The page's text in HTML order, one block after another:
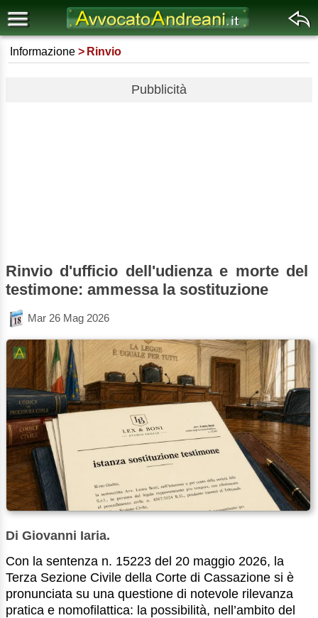
Informazione Rinvio
Pubblicità
Rinvio d'ufficio dell'udienza e morte del
testimone: ammessa la sostituzione
Mar 26 Mag 2026
Di Giovanni Iaria.
Con la sentenza n. 15223 del 20 maggio 2026, la
Terza Sezione Civile della Corte di Cassazione si è
pronunciata su una questione di notevole rilevanza
pratica e nomofilattica: la possibilità, nell’ambito del